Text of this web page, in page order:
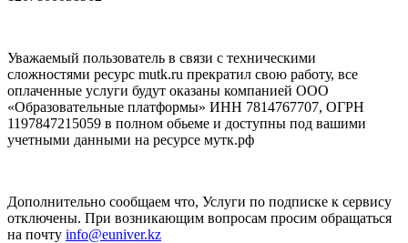
Уважаемый пользователь в связи с техническими
сложностями ресурс mutk.ru прекратил свою работу, все
оплаченные услуги будут оказаны компанией ООО
«Образовательные платформы» ИНН 7814767707, ОГРН
1197847215059 в полном обьеме и доступны под вашими
учетными данными на ресурсе мутк.рф
Дополнительно сообщаем что, Услуги по подписке к сервису
отключены. При возникающим вопросам просим обращаться
на почту info@euniver.kz